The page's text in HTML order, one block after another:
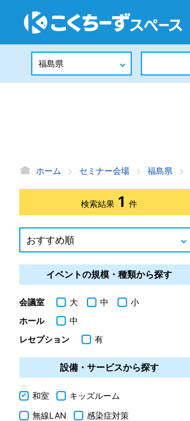
ホーム セミナー会場 福島県
検索結果 1 件
イベントの規模・種類から探す
会議室 大 中
小
ホール
中
レセプション
有
設備・サービスから探す
和室
キッズルーム
無線LAN
感染症対策